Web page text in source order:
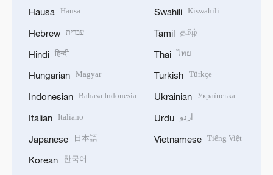
Hausa Hausa
Hebrew עברית
Hindi हिन्दी
Hungarian Magyar
Indonesian Bahasa Indonesia
Italian Italiano
Japanese 日本語
Korean 한국어
Swahili Kiswahili
Tamil தமிழ்
Thai ไทย
Turkish Türkçe
Ukrainian Українська
Urdu اردو
Vietnamese Tiếng Việt